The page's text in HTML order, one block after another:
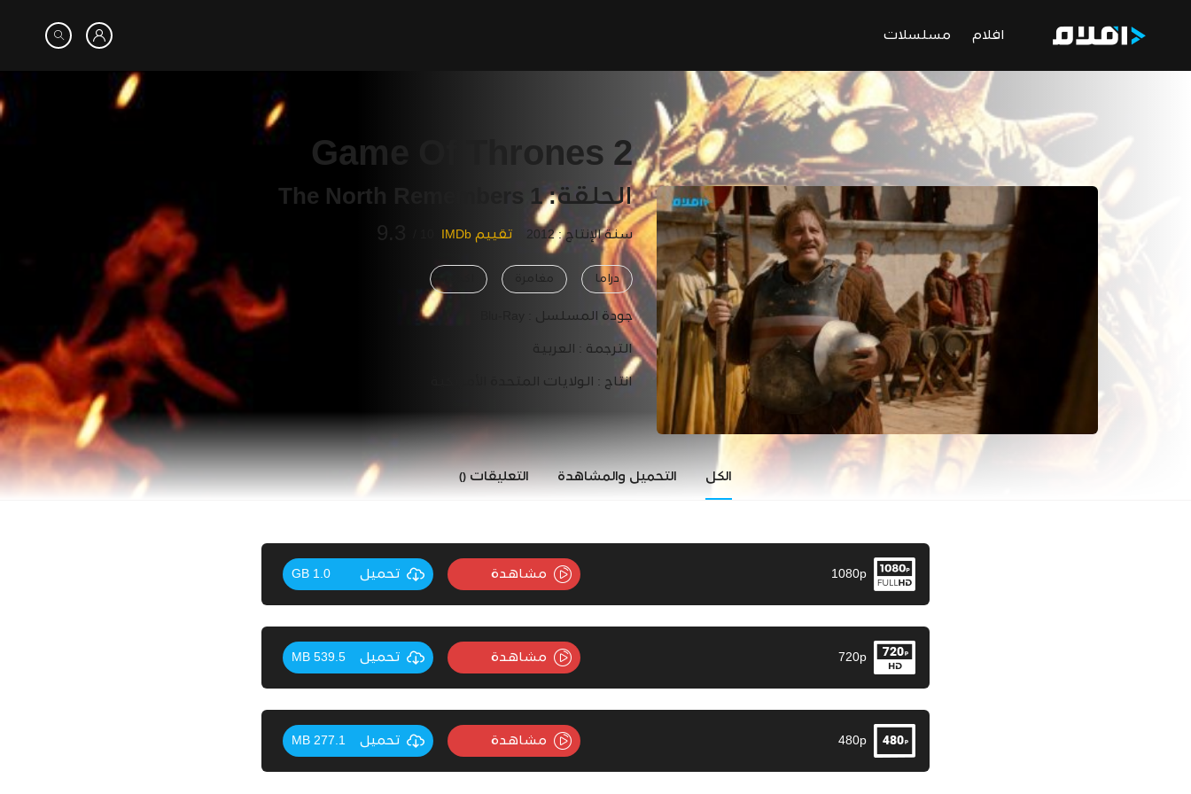
افلام مسلسلات
Game Of Thrones 2
الحلقة: 1 The North Remembers
سنة الإنتاج : 2012 تقييم IMDb 9.3
دراما مغامرة
جودة المسلسل :
الترجمة : العربية
انتاج : الولايات المتحدة الأمريكية
الكل التحميل والمشاهدة التعليقات ()
1080p مشاهدة تحميل 1.0 GB
720p مشاهدة تحميل 539.5 MB
480p مشاهدة تحميل 277.1 MB